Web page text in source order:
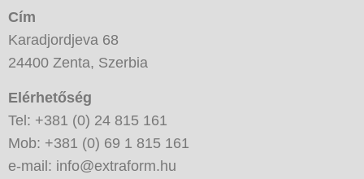
Cím
Karadjordjeva 68
24400 Zenta, Szerbia
Elérhetőség
Tel: +381 (0) 24 815 161
Mob: +381 (0) 69 1 815 161
e-mail: info@extraform.hu